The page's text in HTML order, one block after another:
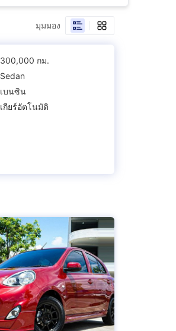
มุมมอง
300,000 กม.
Sedan
เบนซิน
เกียร์อัตโนมัติ